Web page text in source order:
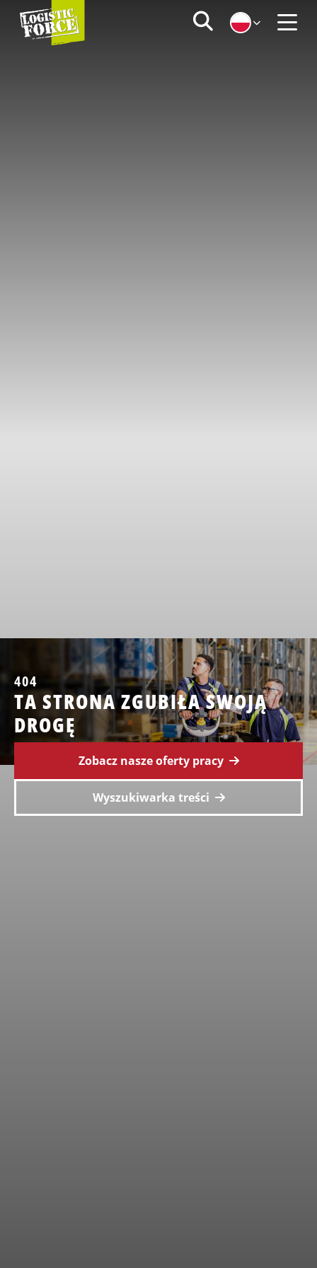
Logistic
Force
|
Zoeken
404
TA STRONA ZGUBIŁA SWOJĄ
DROGĘ
Zobacz nasze oferty pracy
Wyszukiwarka treści